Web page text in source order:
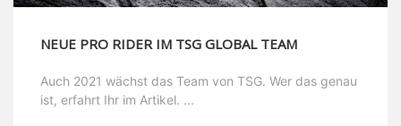
NEUE PRO RIDER IM TSG GLOBAL TEAM
Auch 2021 wächst das Team von TSG. Wer das genau
ist, erfahrt Ihr im Artikel. ...